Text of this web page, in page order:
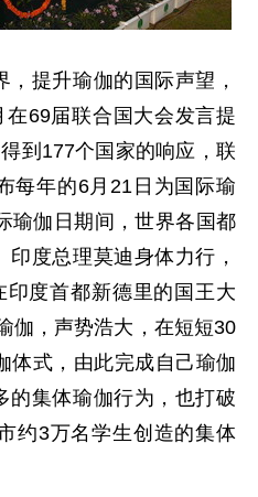
提升瑜伽的国际声望，
69届联合国大会发言提
到177个国家的响应，联
每年的6月21日为国际瑜
瑜伽日期间，世界各国都
度总理莫迪身体力行，
度首都新德里的国王大
伽，声势浩大，在短短30
体式，由此完成自己瑜伽
的集体瑜伽行为，也打破
约3万名学生创造的集体